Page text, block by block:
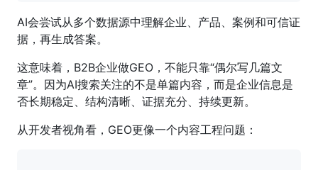
AI会尝试从多个数据源中理解企业、产品、案例和可信证
据，再生成答案。
这意味着，B2B企业做GEO，不能只靠“偶尔写几篇文
章”。因为AI搜索关注的不是单篇内容，而是企业信息是
否长期稳定、结构清晰、证据充分、持续更新。
从开发者视角看，GEO更像一个内容工程问题：